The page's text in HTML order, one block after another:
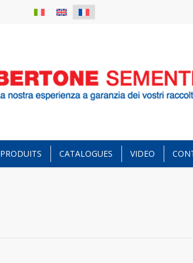
PRODUITS CATALOGUES VIDEO